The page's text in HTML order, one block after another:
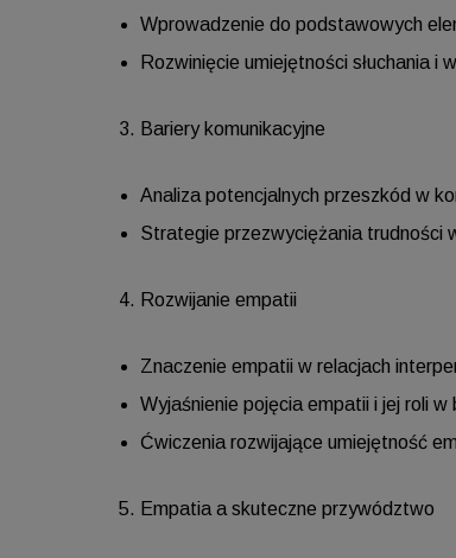
Wprowadzenie do podstawowych
Rozwinięcie umiejętności słuchania i
Bariery komunikacyjne
Analiza potencjalnych przeszkód w
Strategie przezwyciężania trudności
Rozwijanie empatii
Znaczenie empatii w relacjach
Wyjaśnienie pojęcia empatii i jej roli w
Ćwiczenia rozwijające umiejętność
Empatia a skuteczne przywództwo